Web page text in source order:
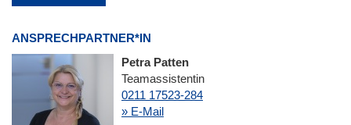
ANSPRECHPARTNER*IN
Petra Patten
Teamassistentin
0211 17523-284
» E-Mail